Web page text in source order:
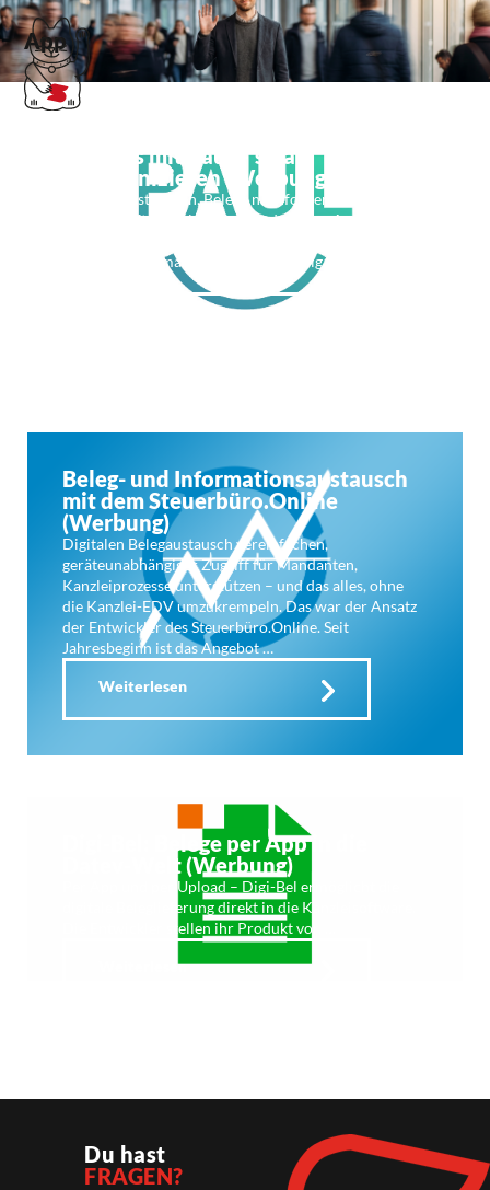
App
Klär das mit Paul – smart
kommunizieren (Werbung)
Termine abstimmen, Belege nachfordern, eine
Unterschrift einholen – tausende kleine Aufgaben wie
Kanzlei Birkenmaier und Kusel im Allgäu. Aber dort
Beleg- und Informationsaustausch
mit dem Steuerbüro.Online
(Werbung)
Digitalen Belegaustausch vereinfachen,
geräteunabhängiger Zugriff für Mandanten,
Kanzleiprozesse unterstützen – und das alles, ohne
die Kanzlei-EDV umzukrempeln. Das war der Ansatz
der Entwickler des Steuerbüro.Online. Seit
Jahresbeginn ist das Angebot …
Weiterlesen
Digi-Bel: Belege per App in die
Datev-Welt (Werbung)
Per App und per Upload – Digi-Bel ermöglicht die
digitale Beleglieferung direkt in die Kanzleisoftware.
Die Entwickler stellen ihr Produkt vor. …
Weiterlesen
Du hast
FRAGEN?